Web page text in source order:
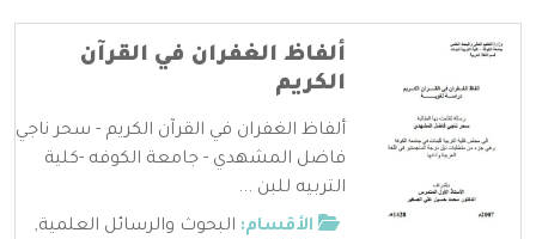
ألفاظ الغفران في القرآن
الكريم
ألفاظ الغفران في القرآن الكريم - سحر ناجي
فاضل المشهدي - جامعة الكوفه -كلية
التربيه للبن ...
الأقسام: البحوث والرسائل العلمية,